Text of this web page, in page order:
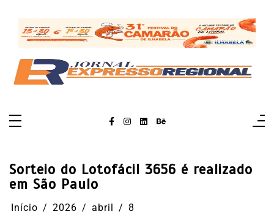
conteúdo
Sorteio do Lotofácil 3656 é realizado
em São Paulo
Início 2026 abril 8